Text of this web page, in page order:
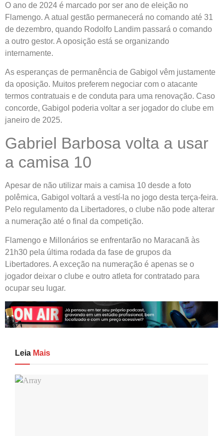
O ano de 2024 é marcado por ser ano de eleição no
Flamengo. A atual gestão permanecerá no comando até 31
de dezembro, quando Rodolfo Landim passará o comando
a outro gestor. A oposição está se organizando
internamente.
As esperanças de permanência de Gabigol vêm justamente
da oposição. Muitos preferem negociar com o atacante
termos contratuais e de conduta para uma renovação. Caso
concorde, Gabigol poderia voltar a ser jogador do clube em
janeiro de 2025.
Gabriel Barbosa volta a usar
a camisa 10
Apesar de não utilizar mais a camisa 10 desde a foto
polêmica, Gabigol voltará a vestí-la no jogo desta terça-feira.
Pelo regulamento da Libertadores, o clube não pode alterar
a numeração até o final da competição.
Flamengo e Millonários se enfrentarão no Maracanã às
21h30 pela última rodada da fase de grupos da
Libertadores. A exceção na numeração é apenas se o
jogador deixar o clube e outro atleta for contratado para
ocupar seu lugar.
Leia Mais